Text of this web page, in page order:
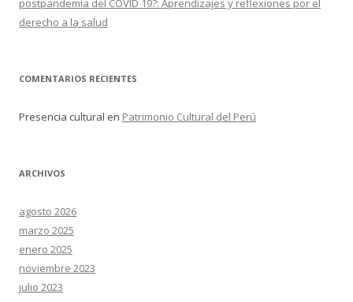
postpandemia del COVID 19?: Aprendizajes y reflexiones por el
derecho a la salud
COMENTARIOS RECIENTES
Presencia cultural en Patrimonio Cultural del Perú
ARCHIVOS
agosto 2026
marzo 2025
enero 2025
noviembre 2023
julio 2023